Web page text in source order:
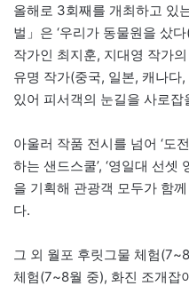
올해로 3회째를 개최하고 있
벌」은 ‘우리가 동물원을 샀
작가인 최지훈, 지대영 작가
유명 작가(중국, 일본, 캐나다
있어 피서객의 눈길을 사로잡
아울러 작품 전시를 넘어 ‘도
하는 샌드스쿨’, ‘영일대 선셋
을 기획해 관광객 모두가 함
다.
그 외 월포 후릿그물 체험
체험(7~8월 중), 화진 조개잡